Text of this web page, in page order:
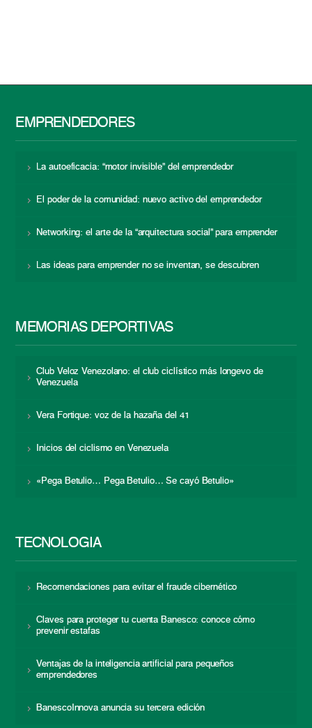
EMPRENDEDORES
La autoeficacia: “motor invisible” del emprendedor
El poder de la comunidad: nuevo activo del emprendedor
Networking: el arte de la “arquitectura social” para emprender
Las ideas para emprender no se inventan, se descubren
MEMORIAS DEPORTIVAS
Club Veloz Venezolano: el club ciclístico más longevo de
Venezuela
Vera Fortique: voz de la hazaña del 41
Inicios del ciclismo en Venezuela
«Pega Betulio… Pega Betulio… Se cayó Betulio»
TECNOLOGÍA
Recomendaciones para evitar el fraude cibernético
Claves para proteger tu cuenta Banesco: conoce cómo
prevenir estafas
Ventajas de la inteligencia artificial para pequeños
emprendedores
BanescoInnova anuncia su tercera edición